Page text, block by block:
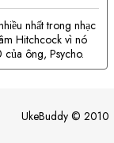
nhất trong nhạc
Hitchcock vì nó
ông, Psycho.
UkeBuddy © 2010